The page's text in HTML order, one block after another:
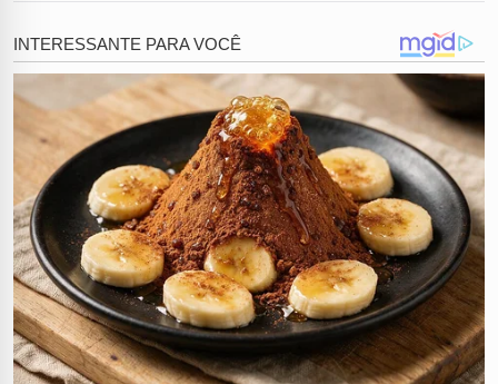
público.
Somando isso às confissões de traição que Pedro fez
descaradamente ao vivo no início do programa, o
veredito da web é unânime:o ex-BBB saiu da casa
mais vigiada do Brasil direto para um furacão na vida
real!